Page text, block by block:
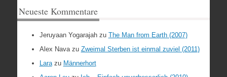
Neueste Kommentare
Jeruyaan Yogarajahzu The Man from Earth (2007)
Alex Navazu Zweimal Sterben ist einmal zuviel (2011)
Larazu Männerhort